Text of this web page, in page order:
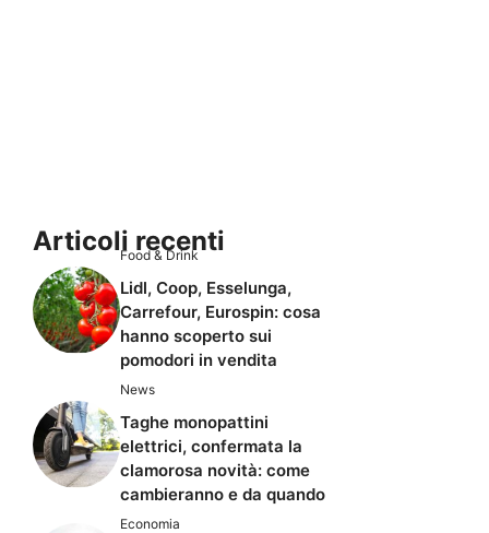
Articoli recenti
Food & Drink
Lidl, Coop, Esselunga,
Carrefour, Eurospin: cosa
hanno scoperto sui
pomodori in vendita
News
Taghe monopattini
elettrici, confermata la
clamorosa novità: come
cambieranno e da quando
Economia